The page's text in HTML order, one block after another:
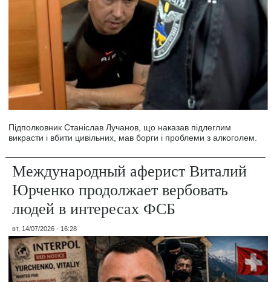
Підполковник Станіслав Лучанов, що наказав підлеглим
викрасти і вбити цивільних, мав борги і проблеми з алкоголем.
Международный аферист Виталий
Юрченко продолжает вербовать
людей в интересах ФСБ
вт, 14/07/2026 - 16:28